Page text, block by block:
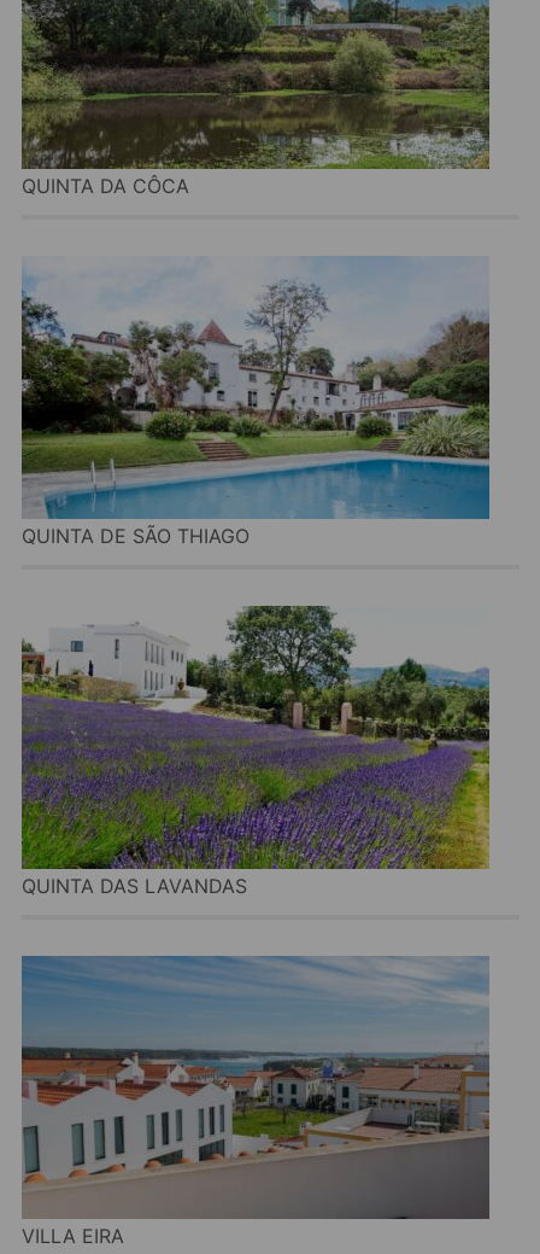
QUINTA DA CÔCA
QUINTA DE SÃO THIAGO
QUINTA DAS LAVANDAS
VILLA EIRA